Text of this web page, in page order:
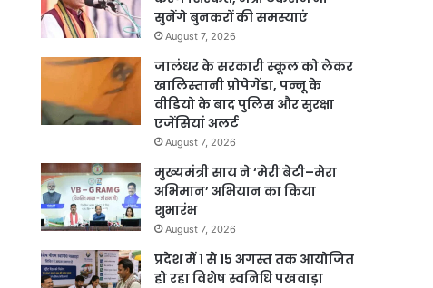
सुनेंगे बुनकरों की समस्याएं
August 7, 2026
जालंधर के सरकारी स्कूल को लेकर
खालिस्तानी प्रोपेगेंडा, पन्नू के
वीडियो के बाद पुलिस और सुरक्षा
एजेंसियां अलर्ट
August 7, 2026
मुख्यमंत्री साय ने ‘मेरी बेटी–मेरा
अभिमान’ अभियान का किया
शुभारंभ
August 7, 2026
प्रदेश में 1 से 15 अगस्त तक आयोजित
हो रहा विशेष स्वनिधि पखवाड़ा